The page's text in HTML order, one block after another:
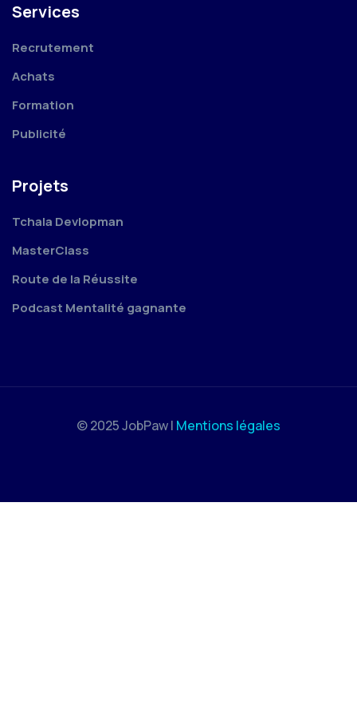
Services
Recrutement
Achats
Formation
Publicité
Projets
Tchala Devlopman
MasterClass
Route de la Réussite
Podcast Mentalité gagnante
© 2025 JobPaw | Mentions légales